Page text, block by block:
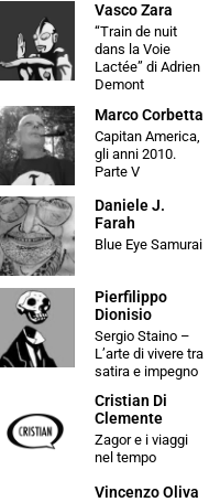
Vasco Zara
“Train de nuit
dans la Voie
Lactée” di Adrien
Demont
Marco Corbetta
Capitan America,
gli anni 2010.
Parte V
Daniele J.
Farah
Blue Eye Samurai
Pierfilippo
Dionisio
Sergio Staino –
L’arte di vivere tra
satira e impegno
Cristian Di
Clemente
Zagor e i viaggi
nel tempo
Vincenzo Oliva